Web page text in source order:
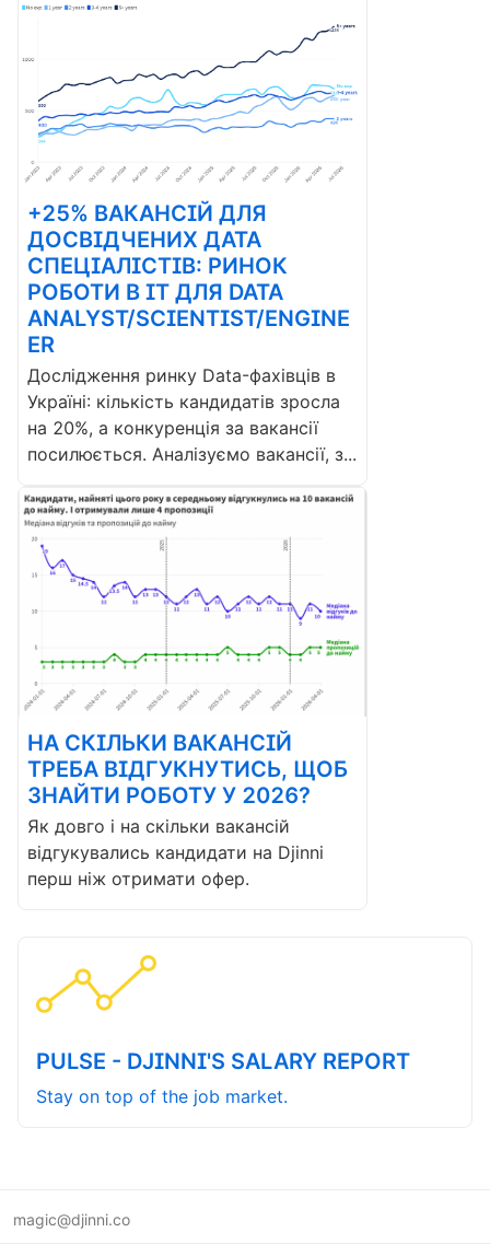
+25% ВАКАНСІЙ ДЛЯ
ДОСВІДЧЕНИХ ДАТА
СПЕЦІАЛІСТІВ: РИНОК
РОБОТИ В ІТ ДЛЯ DATA
ANALYST/SCIENTIST/ENGINE
ER
Дослідження ринку Data-фахівців в
Україні: кількість кандидатів зросла
на 20%, а конкуренція за вакансії
посилюється. Аналізуємо вакансії, з...
НА СКІЛЬКИ ВАКАНСІЙ
ТРЕБА ВІДГУКНУТИСЬ, ЩОБ
ЗНАЙТИ РОБОТУ У 2026?
Як довго і на скільки вакансій
відгукувались кандидати на Djinni
перш ніж отримати офер.
PULSE - DJINNI'S SALARY REPORT
Stay on top of the job market.
magic@djinni.co